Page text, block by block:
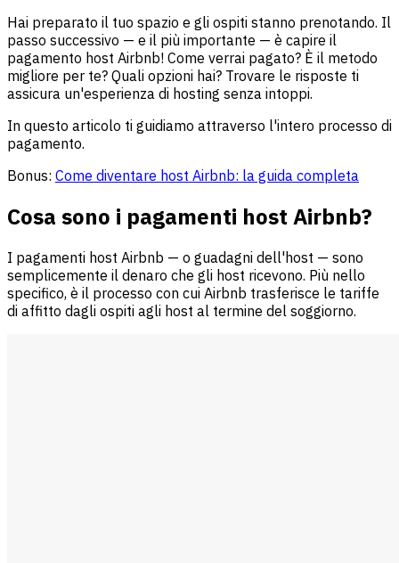
Hai preparato il tuo spazio e gli ospiti stanno prenotando. Il
passo successivo — e il più importante — è capire il
pagamento host Airbnb! Come verrai pagato? È il metodo
migliore per te? Quali opzioni hai? Trovare le risposte ti
assicura un'esperienza di hosting senza intoppi.
In questo articolo ti guidiamo attraverso l'intero processo di
pagamento.
Bonus: Come diventare host Airbnb: la guida completa
Cosa sono i pagamenti host Airbnb?
I pagamenti host Airbnb — o guadagni dell'host — sono
semplicemente il denaro che gli host ricevono. Più nello
specifico, è il processo con cui Airbnb trasferisce le tariffe
di affitto dagli ospiti agli host al termine del soggiorno.